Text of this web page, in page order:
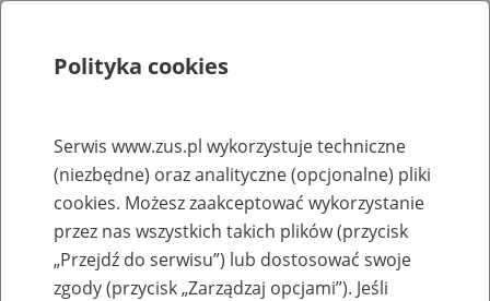
Rejestry, ewidencje i archiwa
Baza zlikwidowanych lub
przekształconych zakładów pracy
Polityka cookies
Serwis www.zus.pl wykorzystuje techniczne
(niezbędne) oraz analityczne (opcjonalne) pliki
cookies. Możesz zaakceptować wykorzystanie
przez nas wszystkich takich plików (przycisk
„Przejdź do serwisu”) lub dostosować swoje
zgody (przycisk „Zarządzaj opcjami”). Jeśli